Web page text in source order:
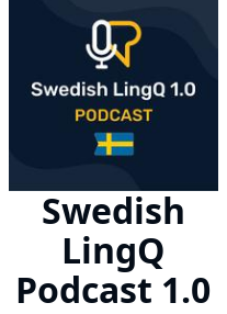
Swedish
LingQ
Podcast 1.0